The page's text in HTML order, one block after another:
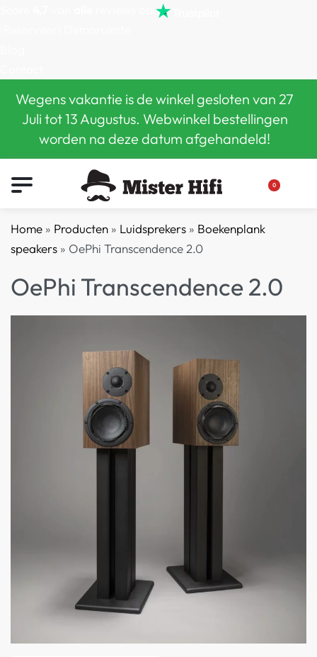
Wegens vakantie is de winkel gesloten van 27
Juli tot 13 Augustus. Webwinkel bestellingen
worden na deze datum afgehandeld!
0
Home » Producten » Luidsprekers » Boekenplank
speakers » OePhi Transcendence 2.0
OePhi Transcendence 2.0